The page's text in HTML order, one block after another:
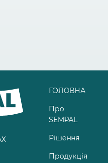
ГОЛОВНА
Про
SEMPAL
Рішення
Продукція